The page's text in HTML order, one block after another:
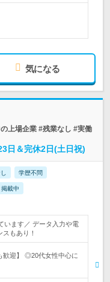
気になる
上場企業 #残業なし #実働
日＆完休2日(土日祝)
学歴不問
載中
います／ データ入力や電
もあり！
歓迎】 ◎20代女性中心に